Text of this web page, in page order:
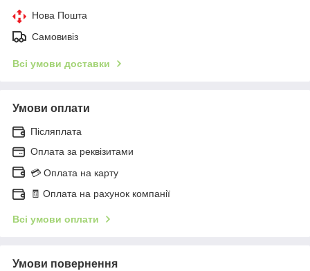
Нова Пошта
Самовивіз
Всі умови доставки
Умови оплати
Післяплата
Оплата за реквізитами
💳 Оплата на карту
🧾 Оплата на рахунок компанії
Всі умови оплати
Умови повернення